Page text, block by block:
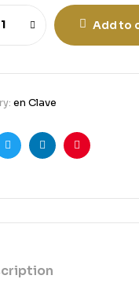
Add to
en Clave
TwitterLinkedinPinterest